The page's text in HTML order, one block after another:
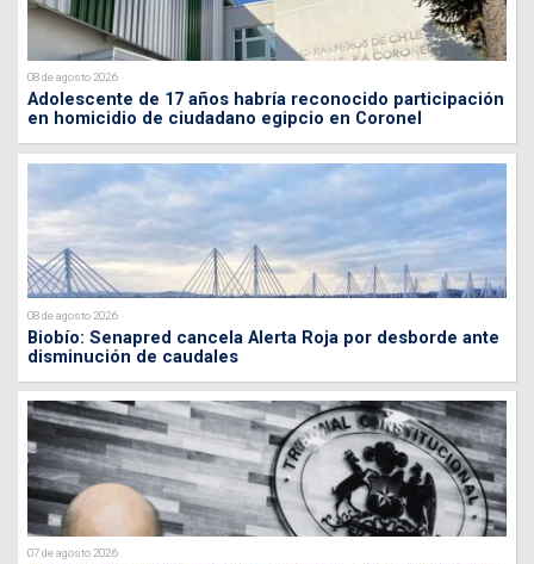
08 de agosto 2026
Adolescente de 17 años habría reconocido participación
en homicidio de ciudadano egipcio en Coronel
08 de agosto 2026
Biobío: Senapred cancela Alerta Roja por desborde ante
disminución de caudales
07 de agosto 2026